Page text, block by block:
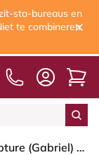
sta-bureaus en
te combineren
HÅG Capisco 8106 - Capture (Gabriel) - Wol / Polyamide - CPT6601 - Blue - Framekleur - Wit - Gasveer - 150 mm (Zithoogte 40-55cm) - Vloercontact - Zachte wielen t.b.v. harde vloeren - Voetenring - Nee, geen voetenring - Voetster - Ja, voetster in gepol...